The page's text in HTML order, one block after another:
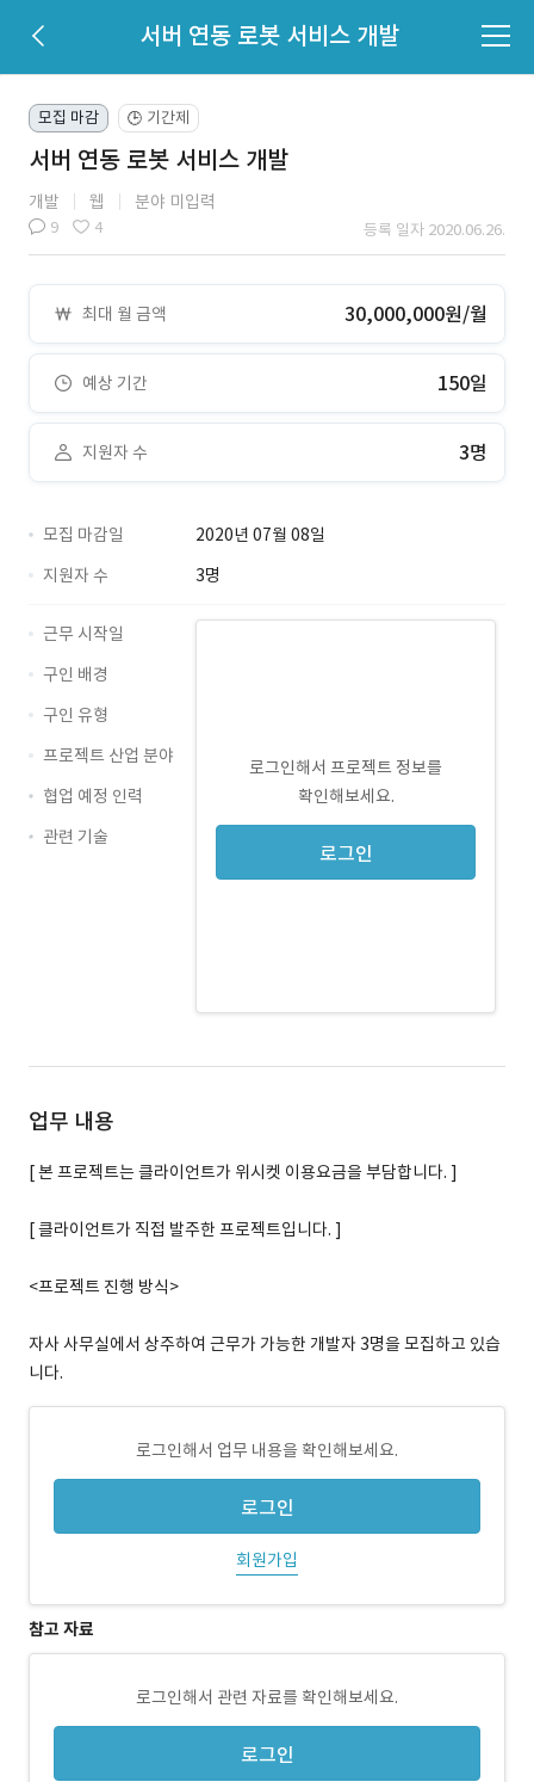
서버 연동 로봇 서비스 개발
모집 마감 🕒 기간제
서버 연동 로봇 서비스 개발
개발 웹 분야 미입력
9 4 등록 일자 2020.06.26.
최대 월 금액 30,000,000원/월
예상 기간 150일
지원자 수 3명
모집 마감일
2020년 07월 08일
지원자 수
3명
로그인해서 프로젝트 정보를
확인해보세요.
로그인
근무 시작일
구인 배경
구인 유형
프로젝트 산업 분야
협업 예정 인력
관련 기술
Java · 경력 무관
Android · 경력 무관
업무 내용
[ 본 프로젝트는 클라이언트가 위시켓 이용요금을 부담합니다. ]
[ 클라이언트가 직접 발주한 프로젝트입니다. ]
<프로젝트 진행 방식>
자사 사무실에서 상주하여 근무가 가능한 개발자 3명을 모집하고 있습
니다.
로그인해서 업무 내용을 확인해보세요.
로그인
회원가입
참고 자료
로그인해서 관련 자료를 확인해보세요.
로그인